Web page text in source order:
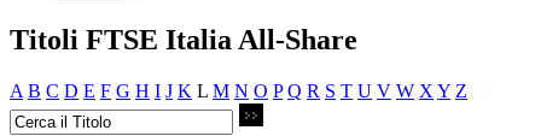
Titoli FTSE Italia All-Share
A B C D E F G H I J K L M N O P Q R S T U V W X Y Z